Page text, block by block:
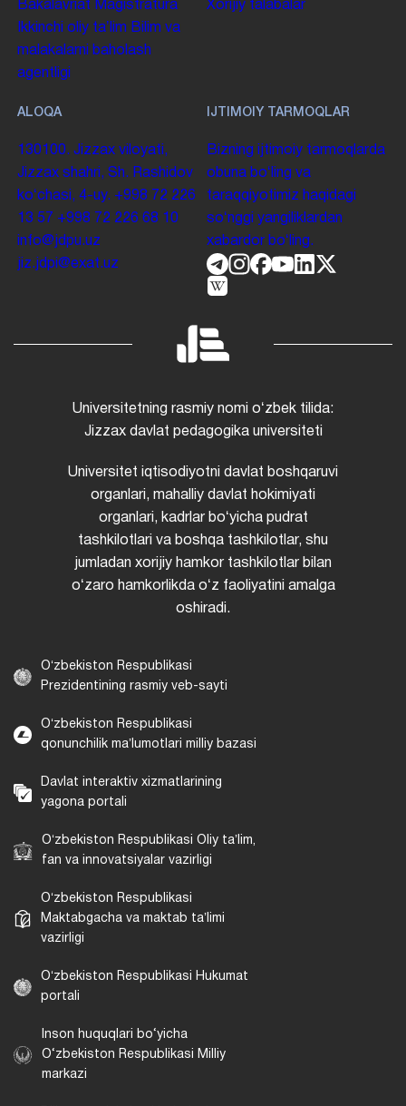
Bakalavriat Magistratura
Ikkinchi oliy taʼlim Bilim va
malakalarni baholash
agentligi
Xorijiy talabalar
ALOQA
130100. Jizzax viloyati,
Jizzax shahri, Sh. Rashidov
koʻchasi, 4-uy. +998 72 226
13 57 +998 72 226 68 10
info@jdpu.uz
jiz.jdpi@exat.uz
IJTIMOIY TARMOQLAR
Bizning ijtimoiy tarmoqlarda
obuna boʻling va
taraqqiyotimiz haqidagi
soʻnggi yangiliklardan
xabardor boʻling.
Universitetning rasmiy nomi oʻzbek tilida:
Jizzax davlat pedagogika universiteti
Universitet iqtisodiyotni davlat boshqaruvi
organlari, mahalliy davlat hokimiyati
organlari, kadrlar boʻyicha pudrat
tashkilotlari va boshqa tashkilotlar, shu
jumladan xorijiy hamkor tashkilotlar bilan
oʻzaro hamkorlikda oʻz faoliyatini amalga
oshiradi.
Oʻzbekiston Respublikasi
Prezidentining rasmiy veb-sayti
Oʻzbekiston Respublikasi
qonunchilik maʼlumotlari milliy bazasi
Davlat interaktiv xizmatlarining
yagona portali
Oʻzbekiston Respublikasi Oliy taʼlim,
fan va innovatsiyalar vazirligi
Oʻzbekiston Respublikasi
Maktabgacha va maktab taʼlimi
vazirligi
Oʻzbekiston Respublikasi Hukumat
portali
Inson huquqlari bo‘yicha
O‘zbekiston Respublikasi Milliy
markazi